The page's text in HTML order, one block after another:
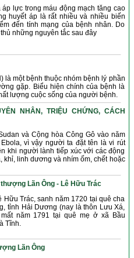
lực trong máu động mạch tăng cao
huyết áp là rất nhiều và nhiều biến
đến tính mạng của bệnh nhân. Do
những nguyên tắc sau đây
là một bệnh thuộc nhóm bệnh lý phần
gặp. Biểu hiện chính của bệnh là
lượng cuộc sống của người bệnh.
NHÂN, TRIỆU CHỨNG, CÁCH
và Cộng hòa Công Gô vào năm
vì vậy người ta đặt tên là vi rút
khi người lành tiếp xúc với các động
khỉ, linh dương và nhím ốm, chết hoặc
Lãn Ông - Lê Hữu Trác
Hữu Trác, sanh năm 1720 tại quê cha
tỉnh Hải Dương (nay là thôn Lưu Xá,
năm 1791 tại quê mẹ ở xã Bầu
Tĩnh.
Lãn Ông